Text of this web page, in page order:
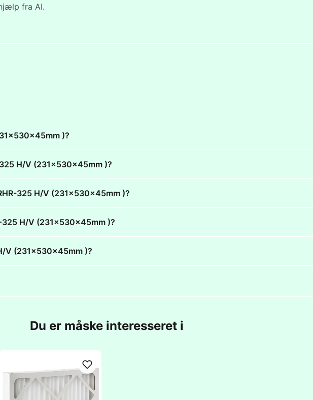
fra AI.
)?
H/V (231x530x45mm )?
325 H/V (231x530x45mm )?
325 H/V (231x530x45mm )?
V (231x530x45mm )?
Du er måske interesseret i